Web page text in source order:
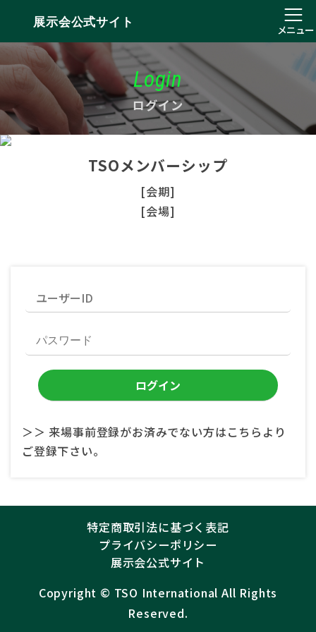
展示会公式サイト
メニュー
Login
ログイン
TSOメンバーシップ
[会期]
[会場]
＞＞ 来場事前登録がお済みでない方はこちらより
ご登録下さい。
特定商取引法に基づく表記
プライバシーポリシー
展示会公式サイト
Copyright ©︎ TSO International All Rights
Reserved.